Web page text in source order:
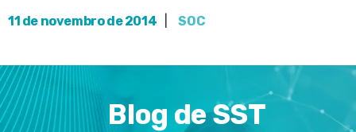
11 de novembro de 2014 SOC
Blog de SST